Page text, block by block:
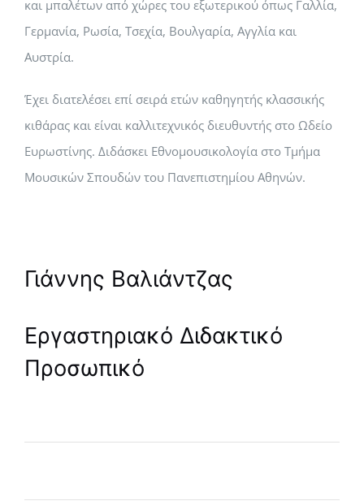
και μπαλέτων από χώρες του εξωτερικού όπως Γαλλία,
Γερμανία, Ρωσία, Τσεχία, Βουλγαρία, Αγγλία και
Αυστρία.
Έχει διατελέσει επί σειρά ετών καθηγητής κλασσικής
κιθάρας και είναι καλλιτεχνικός διευθυντής στο Ωδείο
Ευρωστίνης. Διδάσκει Εθνομουσικολογία στο Τμήμα
Μουσικών Σπουδών του Πανεπιστημίου Αθηνών.
Γιάννης Βαλιάντζας
Εργαστηριακό Διδακτικό
Προσωπικό